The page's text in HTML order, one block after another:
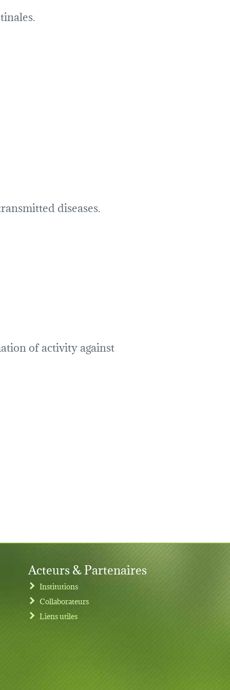
diseases.
of activity against
Acteurs & Partenaires
Institutions
Collaborateurs
Liens utiles